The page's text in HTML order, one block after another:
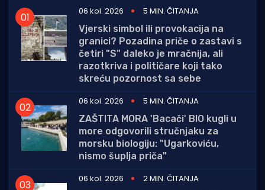
06 kol. 2026
5 MIN. ČITANJA
Vjerski simbol ili provokacija na
granici? Pozadina priče o zastavi s
četiri "S" daleko je mračnija, ali
razotkriva i političare koji tako
skreću pozornost sa sebe
06 kol. 2026
5 MIN. ČITANJA
ZAŠTITA MORA 'Bacači' BIO kugli u
more odgovorili stručnjaku za
morsku biologiju: "Ugarkoviću,
nismo šuplja priča"
06 kol. 2026
2 MIN. ČITANJA